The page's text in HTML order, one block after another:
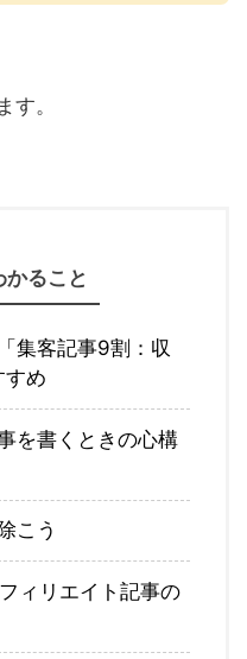
す。
ること
集客記事9割：収
すめ
を書くときの心構
こう
ィリエイト記事の